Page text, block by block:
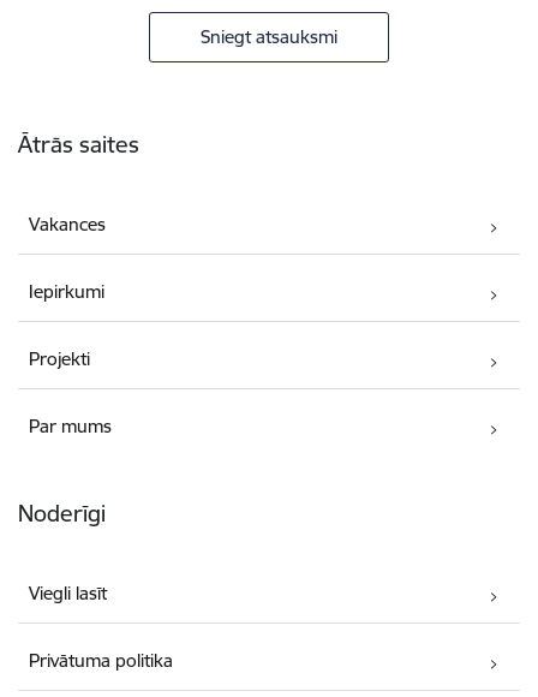
Sniegt atsauksmi
Ātrās saites
Vakances
Iepirkumi
Projekti
Par mums
Noderīgi
Viegli lasīt
Privātuma politika